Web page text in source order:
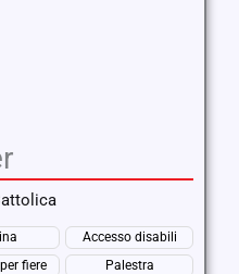
Accesso disabili
fiere
Palestra